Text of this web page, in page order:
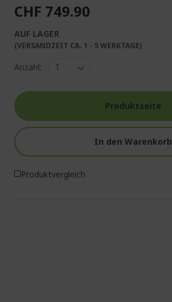
CHF 749.90
AUF LAGER
(VERSANDZEIT CA. 1 - 5 WERKTAGE)
Anzahl:
Produktseite
In den Warenkorb
Produktvergleich